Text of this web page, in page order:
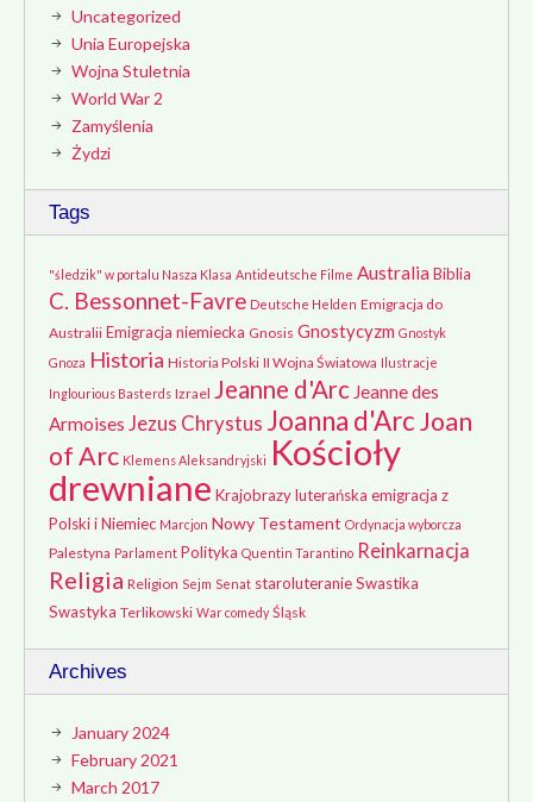
Uncategorized
Unia Europejska
Wojna Stuletnia
World War 2
Zamyślenia
Żydzi
Tags
"śledzik" w portalu Nasza Klasa Antideutsche Filme AustraliaBiblia
C. Bessonnet-Favre Deutsche Helden Emigracja do
Australii Emigracja niemiecka Gnosis Gnostycyzm Gnostyk
Gnoza Historia Historia Polski II Wojna Światowa Ilustracje
Inglourious Basterds Izrael Jeanne d'Arc Jeanne des
Armoises Jezus Chrystus Joanna d'ArcJoan
of Arc Klemens Aleksandryjski Kościoły
drewniane Krajobrazyluterańska emigracja z
Polski i Niemiec Marcjon Nowy Testament Ordynacja wyborcza
Palestyna Parlament Polityka Quentin Tarantino Reinkarnacja
Religia Religion Sejm Senat staroluteranieSwastika
Swastyka Terlikowski War comedy Śląsk
Archives
January 2024
February 2021
March 2017